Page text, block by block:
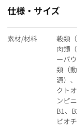
仕様・サイズ
素材/材料
穀類
肉類
ーパ
類（
源）
クト
ンピ
B1、
ビオ